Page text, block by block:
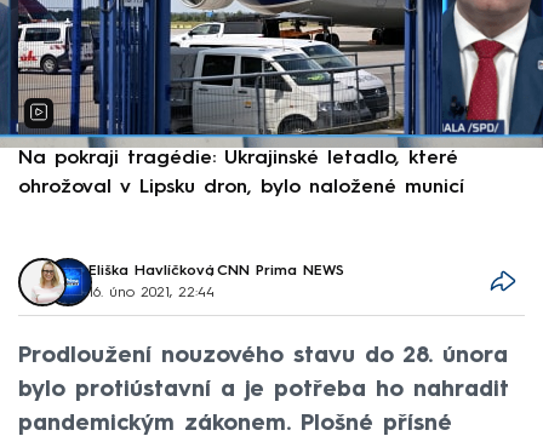
Na pokraji tragédie: Ukrajinské letadlo, které
ohrožoval v Lipsku dron, bylo naložené municí
Eliška Havlíčková, CNN Prima NEWS
16. úno 2021, 22:44
Prodloužení nouzového stavu do 28. února
bylo protiústavní a je potřeba ho nahradit
pandemickým zákonem. Plošné přísné